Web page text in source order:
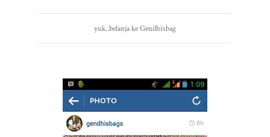
yuk..belanja ke Gendhisbag